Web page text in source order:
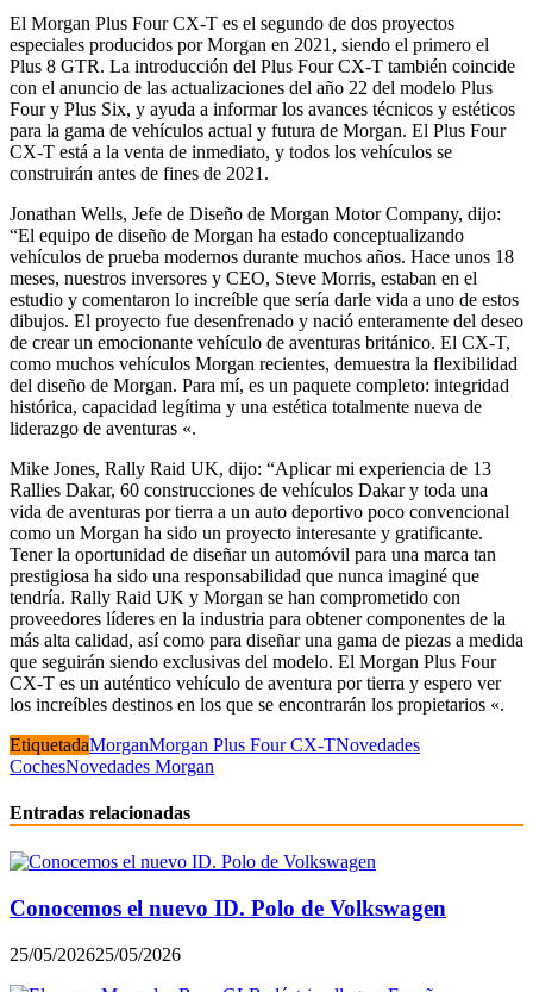
El Morgan Plus Four CX-T es el segundo de dos proyectos
especiales producidos por Morgan en 2021, siendo el primero el
Plus 8 GTR. La introducción del Plus Four CX-T también coincide
con el anuncio de las actualizaciones del año 22 del modelo Plus
Four y Plus Six, y ayuda a informar los avances técnicos y estéticos
para la gama de vehículos actual y futura de Morgan. El Plus Four
CX-T está a la venta de inmediato, y todos los vehículos se
construirán antes de fines de 2021.
Jonathan Wells, Jefe de Diseño de Morgan Motor Company, dijo:
“El equipo de diseño de Morgan ha estado conceptualizando
vehículos de prueba modernos durante muchos años. Hace unos 18
meses, nuestros inversores y CEO, Steve Morris, estaban en el
estudio y comentaron lo increíble que sería darle vida a uno de estos
dibujos. El proyecto fue desenfrenado y nació enteramente del deseo
de crear un emocionante vehículo de aventuras británico. El CX-T,
como muchos vehículos Morgan recientes, demuestra la flexibilidad
del diseño de Morgan. Para mí, es un paquete completo: integridad
histórica, capacidad legítima y una estética totalmente nueva de
liderazgo de aventuras «.
Mike Jones, Rally Raid UK, dijo: “Aplicar mi experiencia de 13
Rallies Dakar, 60 construcciones de vehículos Dakar y toda una
vida de aventuras por tierra a un auto deportivo poco convencional
como un Morgan ha sido un proyecto interesante y gratificante.
Tener la oportunidad de diseñar un automóvil para una marca tan
prestigiosa ha sido una responsabilidad que nunca imaginé que
tendría. Rally Raid UK y Morgan se han comprometido con
proveedores líderes en la industria para obtener componentes de la
más alta calidad, así como para diseñar una gama de piezas a medida
que seguirán siendo exclusivas del modelo. El Morgan Plus Four
CX-T es un auténtico vehículo de aventura por tierra y espero ver
los increíbles destinos en los que se encontrarán los propietarios «.
EtiquetadaMorganMorgan Plus Four CX-TNovedades
CochesNovedades Morgan
Entradas relacionadas
Conocemos el nuevo ID. Polo de Volkswagen
25/05/202625/05/2026